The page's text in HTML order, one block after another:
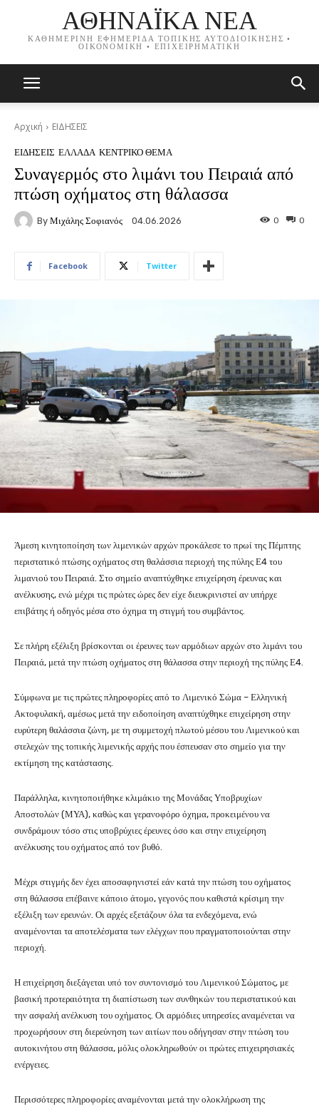
ΑΘΗΝΑΪΚΑ ΝΕΑ
ΚΑΘΗΜΕΡΙΝΗ ΕΦΗΜΕΡΙΔΑ ΤΟΠΙΚΗΣ ΑΥΤΟΔΙΟΙΚΗΣΗΣ •
ΟΙΚΟΝΟΜΙΚΗ • ΕΠΙΧΕΙΡΗΜΑΤΙΚΗ
Αρχική ΕΙΔΗΣΕΙΣ
ΕΙΔΗΣΕΙΣ ΕΛΛΑΔΑ ΚΕΝΤΡΙΚΟ ΘΕΜΑ
Συναγερμός στο λιμάνι του Πειραιά από
πτώση οχήματος στη θάλασσα
By Μιχάλης Σοφιανός 04.06.2026 0
0
Facebook Twitter
Άμεση κινητοποίηση των λιμενικών αρχών προκάλεσε το πρωί της Πέμπτης
περιστατικό πτώσης οχήματος στη θαλάσσια περιοχή της πύλης Ε4 του
λιμανιού του Πειραιά. Στο σημείο αναπτύχθηκε επιχείρηση έρευνας και
ανέλκυσης, ενώ μέχρι τις πρώτες ώρες δεν είχε διευκρινιστεί αν υπήρχε
επιβάτης ή οδηγός μέσα στο όχημα τη στιγμή του συμβάντος.
Σε πλήρη εξέλιξη βρίσκονται οι έρευνες των αρμόδιων αρχών στο λιμάνι του
Πειραιά, μετά την πτώση οχήματος στη θάλασσα στην περιοχή της πύλης Ε4.
Σύμφωνα με τις πρώτες πληροφορίες από το Λιμενικό Σώμα – Ελληνική
Ακτοφυλακή, αμέσως μετά την ειδοποίηση αναπτύχθηκε επιχείρηση στην
ευρύτερη θαλάσσια ζώνη, με τη συμμετοχή πλωτού μέσου του Λιμενικού και
στελεχών της τοπικής λιμενικής αρχής που έσπευσαν στο σημείο για την
εκτίμηση της κατάστασης.
Παράλληλα, κινητοποιήθηκε κλιμάκιο της Μονάδας Υποβρυχίων
Αποστολών (ΜΥΑ), καθώς και γερανοφόρο όχημα, προκειμένου να
συνδράμουν τόσο στις υποβρύχιες έρευνες όσο και στην επιχείρηση
ανέλκυσης του οχήματος από τον βυθό.
Μέχρι στιγμής δεν έχει αποσαφηνιστεί εάν κατά την πτώση του οχήματος
στη θάλασσα επέβαινε κάποιο άτομο, γεγονός που καθιστά κρίσιμη την
εξέλιξη των ερευνών. Οι αρχές εξετάζουν όλα τα ενδεχόμενα, ενώ
αναμένονται τα αποτελέσματα των ελέγχων που πραγματοποιούνται στην
περιοχή.
Η επιχείρηση διεξάγεται υπό τον συντονισμό του Λιμενικού Σώματος, με
βασική προτεραιότητα τη διαπίστωση των συνθηκών του περιστατικού και
την ασφαλή ανέλκυση του οχήματος. Οι αρμόδιες υπηρεσίες αναμένεται να
προχωρήσουν στη διερεύνηση των αιτίων που οδήγησαν στην πτώση του
αυτοκινήτου στη θάλασσα, μόλις ολοκληρωθούν οι πρώτες επιχειρησιακές
ενέργειες.
Περισσότερες πληροφορίες αναμένονται μετά την ολοκλήρωση της